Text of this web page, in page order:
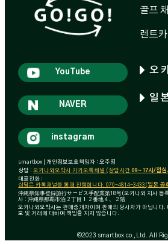
골프
렌트
오
일
YouTube
NAVER
instagram
smartbox | 개인정보보호책임자 : 오주영
상담 : 오키나와오박사 카카오톡채널 (상담시간09~17시/점심
대표전화 :
상담은 카톡채널을 통해 진행합니다. 070-4814-3433( 일본 공
沖縄県知事登録旅行サービス手配業第18号(오키나와 지사 등
사 : 沖縄県那覇市泊２丁目１２番地４、２階
오키나와오박사는 판매중개자이며 판매의 당사자가 아닙니다.
보 및 거래에 대하여 책임을 지지 않습니다.
©2023 smartbox co.,Ltd. All